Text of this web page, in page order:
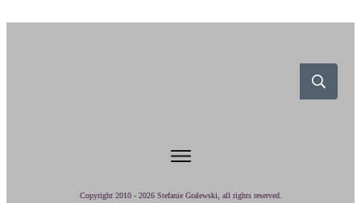
Copyright 2010 - 2026 Stefanie Gralewski , all rights reserved.